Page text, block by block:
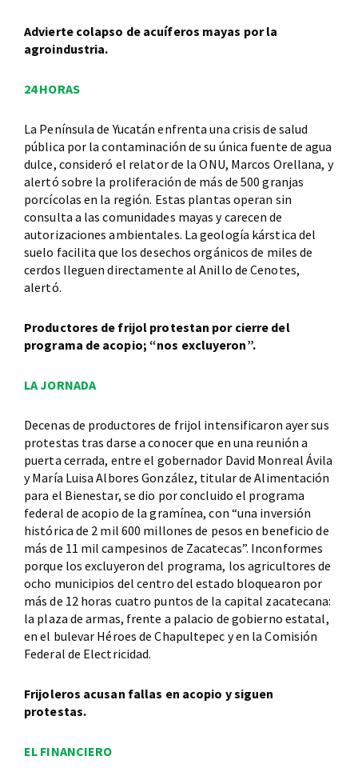
Advierte colapso de acuíferos mayas por la
agroindustria.
24 HORAS
La Península de Yucatán enfrenta una crisis de salud
pública por la contaminación de su única fuente de agua
dulce, consideró el relator de la ONU, Marcos Orellana, y
alertó sobre la proliferación de más de 500 granjas
porcícolas en la región. Estas plantas operan sin
consulta a las comunidades mayas y carecen de
autorizaciones ambientales. La geología kárstica del
suelo facilita que los desechos orgánicos de miles de
cerdos lleguen directamente al Anillo de Cenotes,
alertó.
Productores de frijol protestan por cierre del
programa de acopio; “nos excluyeron”.
LA JORNADA
Decenas de productores de frijol intensificaron ayer sus
protestas tras darse a conocer que en una reunión a
puerta cerrada, entre el gobernador David Monreal Ávila
y María Luisa Albores González, titular de Alimentación
para el Bienestar, se dio por concluido el programa
federal de acopio de la gramínea, con “una inversión
histórica de 2 mil 600 millones de pesos en beneficio de
más de 11 mil campesinos de Zacatecas”. Inconformes
porque los excluyeron del programa, los agricultores de
ocho municipios del centro del estado bloquearon por
más de 12 horas cuatro puntos de la capital zacatecana:
la plaza de armas, frente a palacio de gobierno estatal,
en el bulevar Héroes de Chapultepec y en la Comisión
Federal de Electricidad.
Frijoleros acusan fallas en acopio y siguen
protestas.
EL FINANCIERO